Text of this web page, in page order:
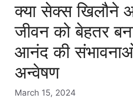
क्या सेक्स
जीवन को बेहतर
आनंद की
अन्वेषण
March 15, 2024